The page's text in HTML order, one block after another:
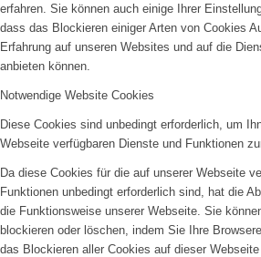
erfahren. Sie können auch einige Ihrer
dass das Blockieren einiger Arten von Cookies
Erfahrung auf unseren Websites und auf die
anbieten können.
Notwendige Website Cookies
Diese Cookies sind unbedingt erforderlich, um
Webseite verfügbaren Dienste und Funktionen
Da diese Cookies für die auf unserer Webseite
Funktionen unbedingt erforderlich sind, hat die
die Funktionsweise unserer Webseite. Sie
blockieren oder löschen, indem Sie Ihre
das Blockieren aller Cookies auf dieser